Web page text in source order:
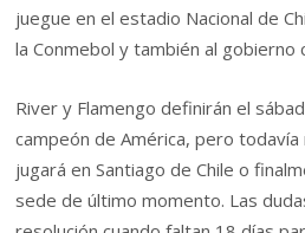
juegue en el estadio Nacional de
la Conmebol y también al gobierno
River y Flamengo definirán el
campeón de América, pero
jugará en Santiago de Chile o
sede de último momento. Las